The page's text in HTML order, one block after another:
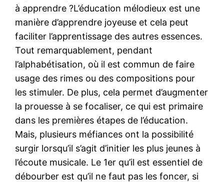
à apprendre ?L’éducation mélodieux est une
manière d’apprendre joyeuse et cela peut
faciliter l’apprentissage des autres essences.
Tout remarquablement, pendant
l’alphabétisation, où il est commun de faire
usage des rimes ou des compositions pour
les stimuler. De plus, cela permet d’augmenter
la prouesse à se focaliser, ce qui est primaire
dans les premières étapes de l’éducation.
Mais, plusieurs méfiances ont la possibilité
surgir lorsqu’il s’agit d’initier les plus jeunes à
l’écoute musicale. Le 1er qu’il est essentiel de
débourber est qu’il ne faut pas les foncer, si